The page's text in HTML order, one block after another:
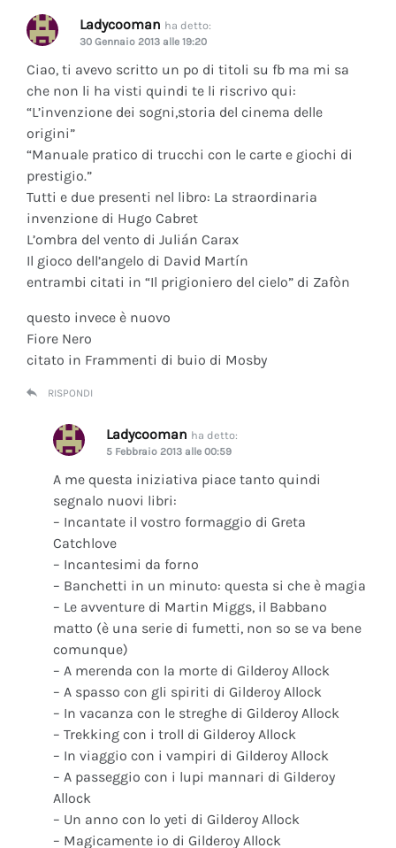
Ladycooman ha detto:
30 Gennaio 2013 alle 19:20
Ciao, ti avevo scritto un po di titoli su fb ma mi sa
che non li ha visti quindi te li riscrivo qui:
“L’invenzione dei sogni,storia del cinema delle
origini”
“Manuale pratico di trucchi con le carte e giochi di
prestigio.”
Tutti e due presenti nel libro: La straordinaria
invenzione di Hugo Cabret
L’ombra del vento di Julián Carax
Il gioco dell’angelo di David Martín
entrambi citati in “Il prigioniero del cielo” di Zafòn
questo invece è nuovo
Fiore Nero
citato in Frammenti di buio di Mosby
RISPONDI
Ladycooman ha detto:
5 Febbraio 2013 alle 00:59
A me questa iniziativa piace tanto quindi
segnalo nuovi libri:
– Incantate il vostro formaggio di Greta
Catchlove
– Incantesimi da forno
– Banchetti in un minuto: questa si che è magia
– Le avventure di Martin Miggs, il Babbano
matto (è una serie di fumetti, non so se va bene
comunque)
– A merenda con la morte di Gilderoy Allock
– A spasso con gli spiriti di Gilderoy Allock
– In vacanza con le streghe di Gilderoy Allock
– Trekking con i troll di Gilderoy Allock
– In viaggio con i vampiri di Gilderoy Allock
– A passeggio con i lupi mannari di Gilderoy
Allock
– Un anno con lo yeti di Gilderoy Allock
– Magicamente io di Gilderoy Allock